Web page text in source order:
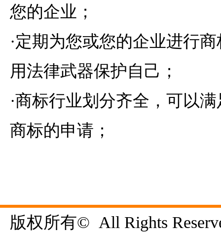
您的企业；
·定期为您或您的企业进行
用法律武器保护自己；
·商标行业划分齐全，可以
商标的申请；
版权所有©  All Rights